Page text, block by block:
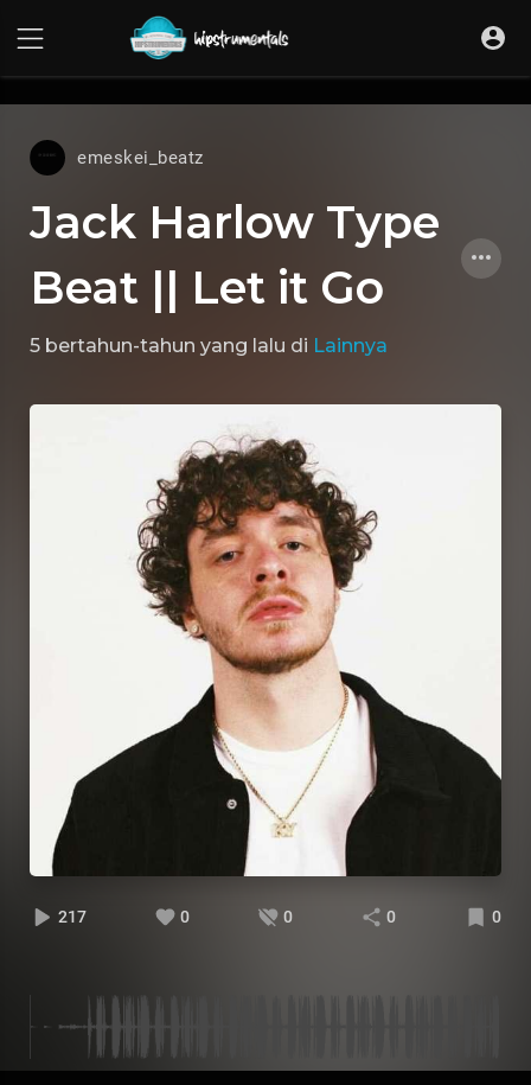
emeskei_beatz
Jack Harlow Type
Beat || Let it Go
5 bertahun-tahun yang lalu di Lainnya
217 0 0 0 0